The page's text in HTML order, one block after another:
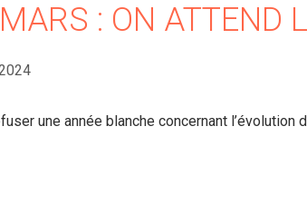
: ON ATTEND
une année blanche concernant